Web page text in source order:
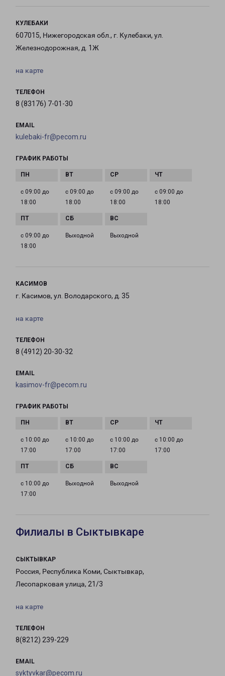
КУЛЕБАКИ
607015, Нижегородская обл., г. Кулебаки, ул.
Железнодорожная, д. 1Ж
на карте
ТЕЛЕФОН
8 (83176) 7-01-30
EMAIL
kulebaki-fr@pecom.ru
ГРАФИК РАБОТЫ
с 09:00 до
18:00
с 09:00 до
18:00
с 09:00 до
18:00
с 09:00 до
18:00
с 09:00 до
18:00
Выходной Выходной
КАСИМОВ
г. Касимов, ул. Володарского, д. 35
на карте
ТЕЛЕФОН
8 (4912) 20-30-32
EMAIL
kasimov-fr@pecom.ru
ГРАФИК РАБОТЫ
с 10:00 до
17:00
с 10:00 до
17:00
с 10:00 до
17:00
с 10:00 до
17:00
с 10:00 до
17:00
Выходной Выходной
Филиалы в Сыктывкаре
СЫКТЫВКАР
Россия, Республика Коми, Сыктывкар,
Лесопарковая улица, 21/3
на карте
ТЕЛЕФОН
8(8212) 239-229
EMAIL
syktyvkar@pecom.ru